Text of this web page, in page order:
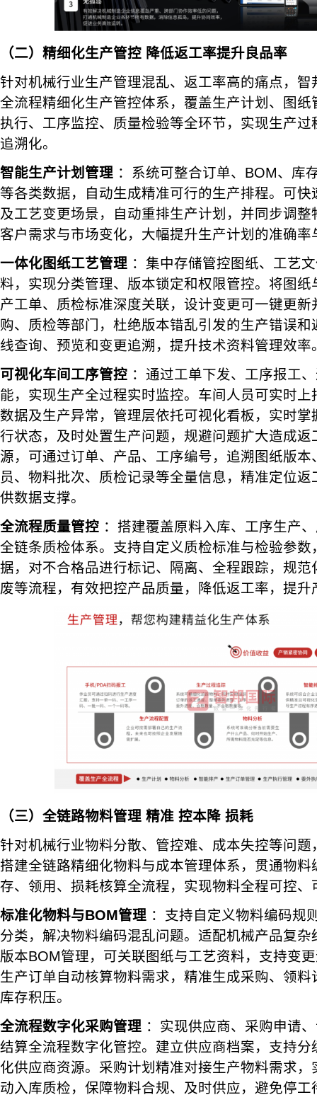
（二）精细化生产管控 降低返工率提升良品率
针对机械行业生产管理混乱、返工率高的痛点，
全流程精细化生产管控体系，覆盖生产计划、图
执行、工序监控、质量检验等全环节，实现生产
追溯化。
智能生产计划管理 ：系统可整合订单、BOM、库
等各类数据，自动生成精准可行的生产排程。可
及工艺变更场景，自动重排生产计划，并同步调
客户需求与市场变化，大幅提升生产计划的准确率
一体化图纸工艺管理 ：集中存储管控图纸、工艺
料，实现分类管理、版本锁定和权限管控。将图
产工单、质检标准深度关联，设计变更可一键更
购、质检等部门，杜绝版本错乱引发的生产错误
线查询、预览和变更追溯，提升技术资料管理效率
可视化车间工序管控 ：通过工单下发、工序报工
能，实现生产全过程实时监控。车间人员可实时
数据及生产异常，管理层依托可视化看板，实时
行状态，及时处置生产问题，规避问题扩大造成
源，可通过订单、产品、工序编号，追溯图纸版
员、物料批次、质检记录等全量信息，精准定位
供数据支撑。
全流程质量管控 ：搭建覆盖原料入库、工序生产
全链条质检体系。支持自定义质检标准与检验参
据，对不合格品进行标记、隔离、全程跟踪，规
废等流程，有效把控产品质量，降低返工率，提升
（三）全链路物料管理 精准 控本降 损耗
针对机械行业物料分散、管控难、成本失控等问题
搭建全链路精细化物料与成本管理体系，贯通物
存、领用、损耗核算全流程，实现物料全程可控、
标准化物料与BOM管理 ：支持自定义物料编码规
分类，解决物料编码混乱问题。适配机械产品复
版本BOM管理，可关联图纸与工艺资料，支持变
生产订单自动核算物料需求，精准生成采购、领
库存积压。
全流程数字化采购管理 ：实现供应商、采购申请
结算全流程数字化管控。建立供应商档案，支持
化供应商资源。采购计划精准对接生产物料需求
动入库质检，保障物料合规、及时供应，避免停工